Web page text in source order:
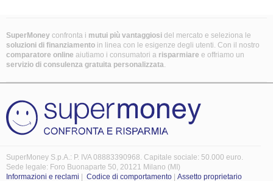
SuperMoney confronta i mutui più vantaggiosi del mercato e seleziona le
soluzioni di finanziamento in linea con le esigenze degli utenti. Con il nostro
comparatore online aiutiamo i consumatori a risparmiare e offriamo un
servizio di consulenza gratuita personalizzata
SuperMoney S.p.A.: P. IVA 08883390968. Capitale sociale: 50.000 euro.
Sede legale: Foro Buonaparte 50, 20121 Milano (MI)
Informazioni e reclami | Codice di comportamento | Assetto proprietario